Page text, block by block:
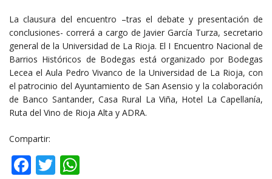
La clausura del encuentro –tras el debate y presentación de
conclusiones- correrá a cargo de Javier García Turza, secretario
general de la Universidad de La Rioja. El I Encuentro Nacional de
Barrios Históricos de Bodegas está organizado por Bodegas
Lecea el Aula Pedro Vivanco de la Universidad de La Rioja, con
el patrocinio del Ayuntamiento de San Asensio y la colaboración
de Banco Santander, Casa Rural La Viña, Hotel La Capellanía,
Ruta del Vino de Rioja Alta y ADRA.
Compartir:
Facebook
Twitter